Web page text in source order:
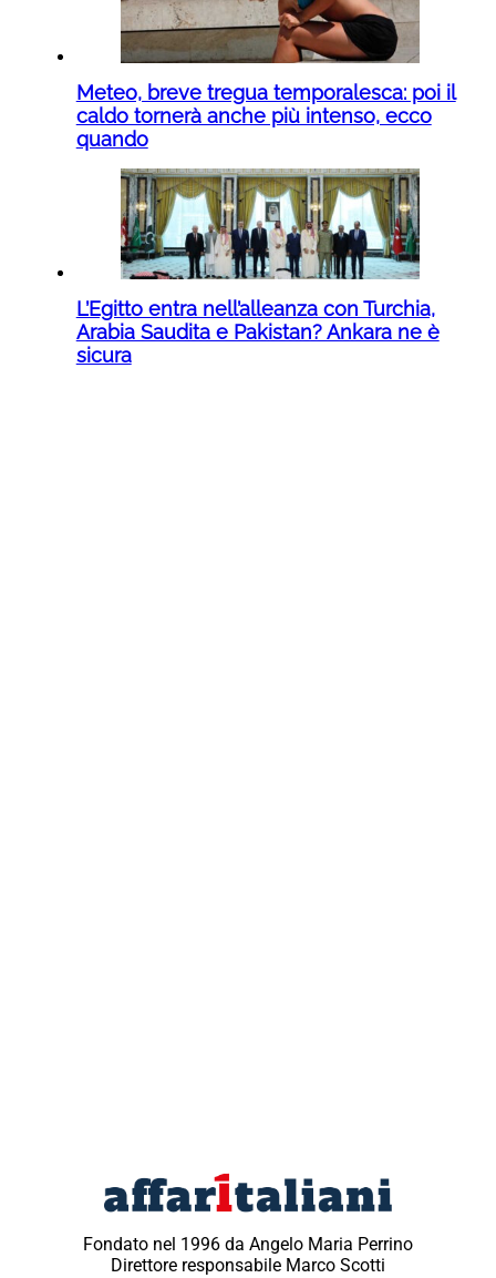
Meteo, breve tregua temporalesca: poi il
caldo tornerà anche più intenso, ecco
quando
L’Egitto entra nell’alleanza con Turchia,
Arabia Saudita e Pakistan? Ankara ne è
sicura
Fondato nel 1996 da Angelo Maria Perrino
Direttore responsabile Marco Scotti